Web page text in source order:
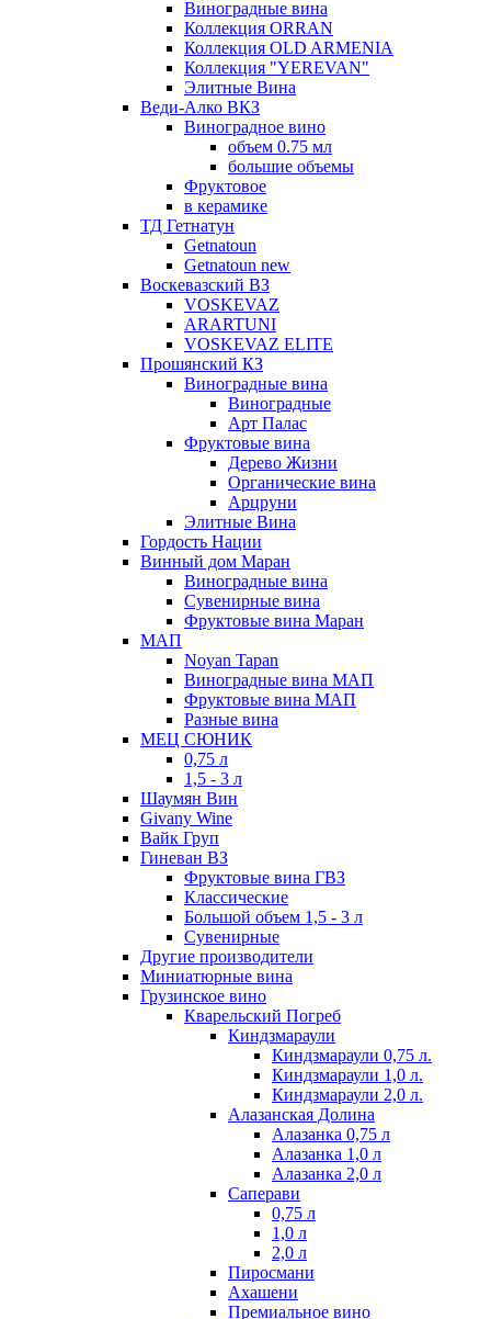
Виноградные вина
Коллекция ORRAN
Коллекция OLD ARMENIA
Коллекция "YEREVAN"
Элитные Вина
Веди-Алко ВКЗ
Виноградное вино
объем 0.75 мл
большие объемы
Фруктовое
в керамике
ТД Гетнатун
Getnatoun
Getnatoun new
Воскевазский ВЗ
VOSKEVAZ
ARARTUNI
VOSKEVAZ ELITE
Прошянский КЗ
Виноградные вина
Виноградные
Арт Палас
Фруктовые вина
Дерево Жизни
Органические вина
Арцруни
Элитные Вина
Гордость Нации
Винный дом Маран
Виноградные вина
Сувенирные вина
Фруктовые вина Маран
МАП
Noyan Tapan
Виноградные вина МАП
Фруктовые вина МАП
Разные вина
МЕЦ СЮНИК
0,75 л
1,5 - 3 л
Шаумян Вин
Givany Wine
Вайк Груп
Гиневан ВЗ
Фруктовые вина ГВЗ
Классические
Большой объем 1,5 - 3 л
Сувенирные
Другие производители
Миниатюрные вина
Грузинское вино
Кварельский Погреб
Киндзмараули
Киндзмараули 0,75 л.
Киндзмараули 1,0 л.
Киндзмараули 2,0 л.
Алазанская Долина
Алазанка 0,75 л
Алазанка 1,0 л
Алазанка 2,0 л
Саперави
0,75 л
1,0 л
2,0 л
Пиросмани
Ахашени
Премиальное вино